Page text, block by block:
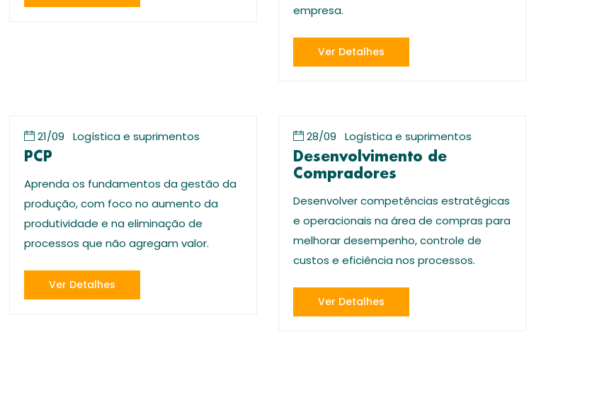
empresa.
Ver Detalhes
21/09 Logística e suprimentos
PCP
Aprenda os fundamentos da gestão da
produção, com foco no aumento da
produtividade e na eliminação de
processos que não agregam valor.
Ver Detalhes
28/09 Logística e suprimentos
Desenvolvimento de
Compradores
Desenvolver competências estratégicas
e operacionais na área de compras para
melhorar desempenho, controle de
custos e eficiência nos processos.
Ver Detalhes